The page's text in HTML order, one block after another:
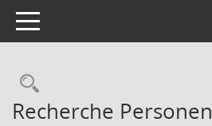
Toggle navigation
Rechercheauswahl
Recherche Personen